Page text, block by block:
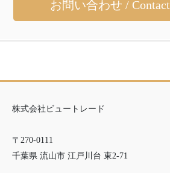
お問い合わせ / Contact
株式会社ビュートレード
〒270-0111
千葉県 流山市 江戸川台 東2-71